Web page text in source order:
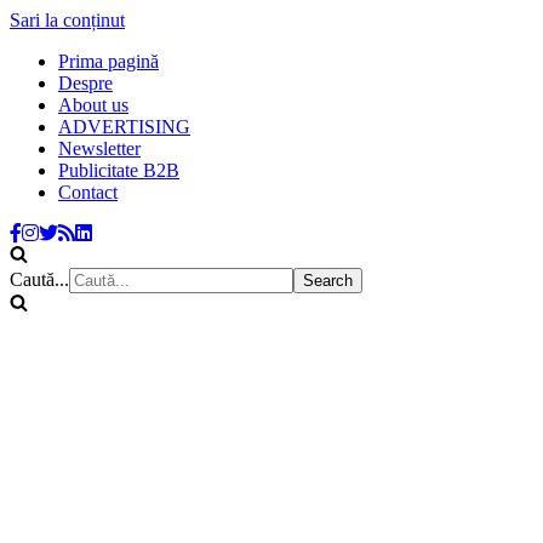
Sari la conținut
Prima pagină
Despre
About us
ADVERTISING
Newsletter
Publicitate B2B
Contact
Caută...